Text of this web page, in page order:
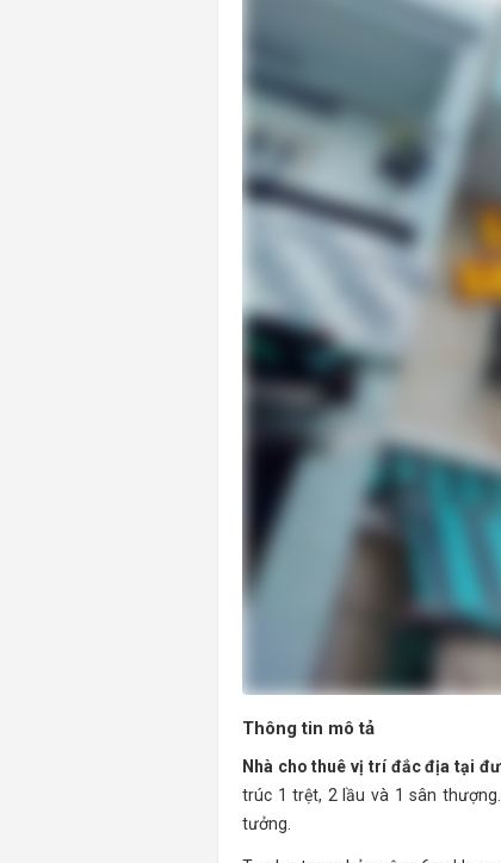
Thông tin mô tả
Nhà cho thuê vị trí đắc địa tại
trúc 1 trệt, 2 lầu và 1 sân
tưởng.